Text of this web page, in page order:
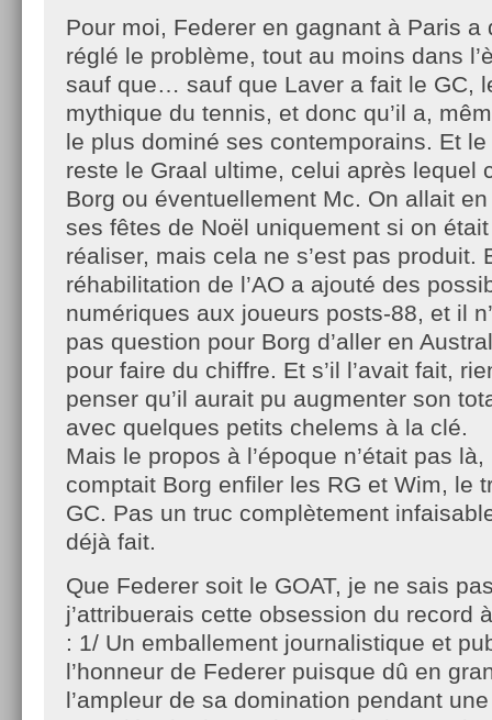
Pour moi, Federer en gagnant à Paris a
réglé le problème, tout au moins dans
sauf que… sauf que Laver a fait le GC,
mythique du tennis, et donc qu’il a,
le plus dominé ses contemporains. Et
reste le Graal ultime, celui après lequel
Borg ou éventuellement Mc. On allait
ses fêtes de Noël uniquement si on
réaliser, mais cela ne s’est pas produit.
réhabilitation de l’AO a ajouté des
numériques aux joueurs posts-88, et il
pas question pour Borg d’aller en
pour faire du chiffre. Et s’il l’avait fait,
penser qu’il aurait pu augmenter son
avec quelques petits chelems à la clé.
Mais le propos à l’époque n’était pas
comptait Borg enfiler les RG et Wim, le
GC. Pas un truc complètement
déjà fait.
Que Federer soit le GOAT, je ne sais
j’attribuerais cette obsession du record
: 1/ Un emballement journalistique et
l’honneur de Federer puisque dû en
l’ampleur de sa domination pendant